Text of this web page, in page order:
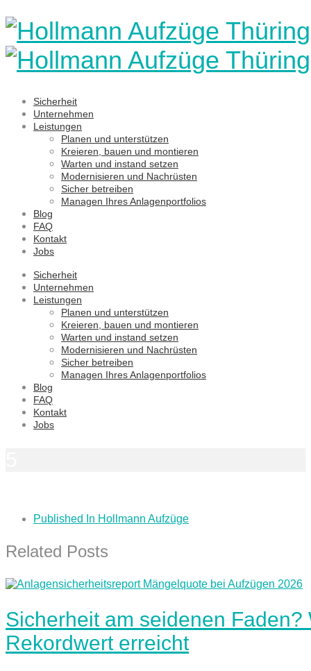
Sicherheit
Unternehmen
Leistungen
Planen und unterstützen
Kreieren, bauen und montieren
Warten und instand setzen
Modernisieren und Nachrüsten
Sicher betreiben
Managen Ihres Anlagenportfolios
Blog
FAQ
Kontakt
Jobs
Sicherheit
Unternehmen
Leistungen
Planen und unterstützen
Kreieren, bauen und montieren
Warten und instand setzen
Modernisieren und Nachrüsten
Sicher betreiben
Managen Ihres Anlagenportfolios
Blog
FAQ
Kontakt
Jobs
Published In Hollmann Aufzüge
Related Posts
Sicherheit am seidenen
Rekordwert erreicht